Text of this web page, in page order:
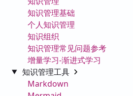
知识管理基础
个人知识管理
知识组织
知识管理常见问题参考
增量学习-渐进式学习
知识管理工具
Markdown